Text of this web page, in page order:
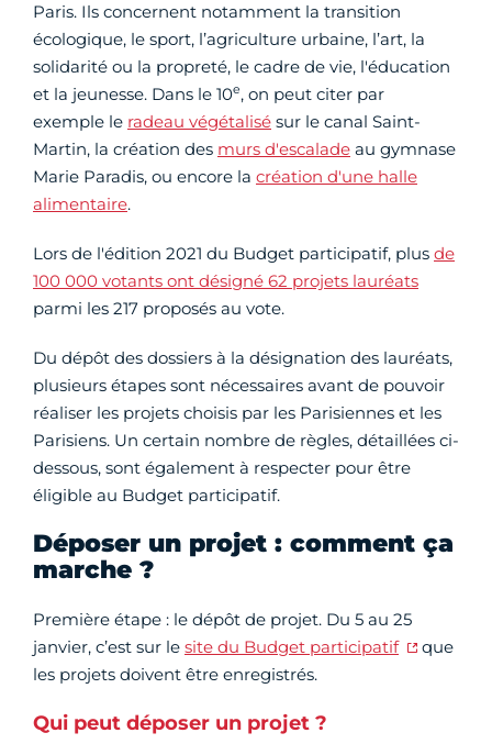
Paris. Ils concernent notamment la transition
écologique, le sport, l’agriculture urbaine, l’art, la
solidarité ou la propreté, le cadre de vie, l'éducation
et la jeunesse. Dans le 10e, on peut citer par
exemple le radeau végétalisé sur le canal Saint-
Martin, la création des murs d'escalade au gymnase
Marie Paradis, ou encore la création d'une halle
alimentaire.
Lors de l'édition 2021 du Budget participatif, plus de
100 000 votants ont désigné 62 projets lauréats
parmi les 217 proposés au vote.
Du dépôt des dossiers à la désignation des lauréats,
plusieurs étapes sont nécessaires avant de pouvoir
réaliser les projets choisis par les Parisiennes et les
Parisiens. Un certain nombre de règles, détaillées ci-
dessous, sont également à respecter pour être
éligible au Budget participatif.
Déposer un projet : comment ça
marche ?
Première étape : le dépôt de projet. Du 5 au 25
janvier, c’est sur le site du Budget participatif
que
les projets doivent être enregistrés.
Qui peut déposer un projet ?